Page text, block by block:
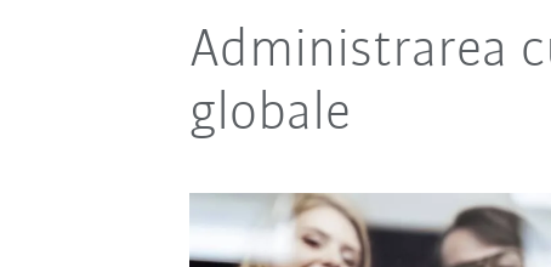
Administrarea
globale